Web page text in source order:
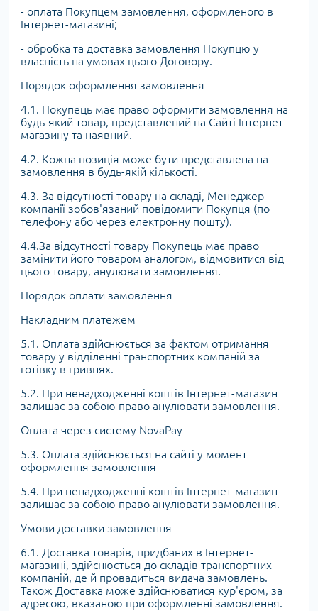
- оплата Покупцем замовлення, оформленого в
Інтернет-магазині;
- обробка та доставка замовлення Покупцю у
власність на умовах цього Договору.
Порядок оформлення замовлення
4.1. Покупець має право оформити замовлення на
будь-який товар, представлений на Сайті Інтернет-
магазину та наявний.
4.2. Кожна позиція може бути представлена ​​на
замовлення в будь-якій кількості.
4.3. За відсутності товару на складі, Менеджер
компанії зобов'язаний повідомити Покупця (по
телефону або через електронну пошту).
4.4.За відсутності товару Покупець має право
замінити його товаром аналогом, відмовитися від
цього товару, анулювати замовлення.
Порядок оплати замовлення
Накладним платежем
5.1. Оплата здійснюється за фактом отримання
товару у відділенні транспортних компаній за
готівку в гривнях.
5.2. При ненадходженні коштів Інтернет-магазин
залишає за собою право анулювати замовлення.
Оплата через систему NovaPay
5.3. Оплата здійснюється на сайті у момент
оформлення замовлення
5.4. При ненадходженні коштів Інтернет-магазин
залишає за собою право анулювати замовлення.
Умови доставки замовлення
6.1. Доставка товарів, придбаних в Інтернет-
магазині, здійснюється до складів транспортних
компаній, де й провадиться видача замовлень.
Також Доставка може здійснюватися кур'єром, за
адресою, вказаною при оформленні замовлення.